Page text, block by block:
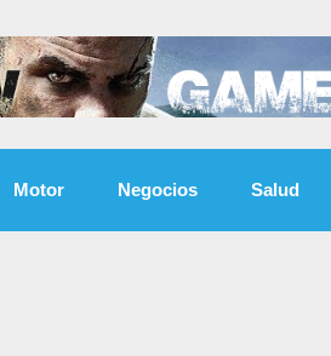
Motor Negocios Salud